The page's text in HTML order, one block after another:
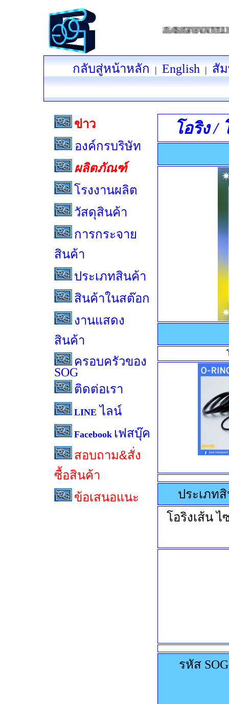
กลับสู่หน้าหลัก | English | สั
ข่าว
องค์กรบริษัท
ผลิตภัณฑ์
โรงงานผลิต
วัสดุสินค้า
การกระจาย
สินค้า
ประเภทสินค้า
สินค้าในสต๊อก
งานแสดง
สินค้า
ครอบครัวของ
SOG
ติดต่อเรา
LINE ไลน์
Facebook เฟสบุ๊ค
สอบถาม&สั่ง
ซื้อสินค้า
ข้อเสนอแนะ
โอริง /
ประเภท
โอริงเส้น
รหัส SOG